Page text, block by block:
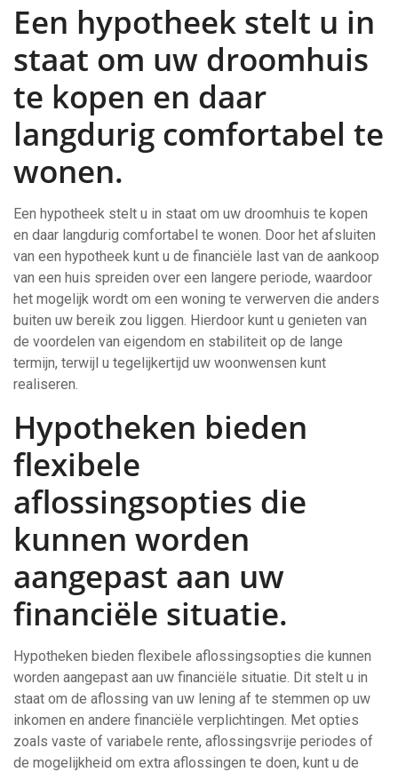
Een hypotheek stelt u in
staat om uw droomhuis
te kopen en daar
langdurig comfortabel te
wonen.
Een hypotheek stelt u in staat om uw droomhuis te kopen
en daar langdurig comfortabel te wonen. Door het afsluiten
van een hypotheek kunt u de financiële last van de aankoop
van een huis spreiden over een langere periode, waardoor
het mogelijk wordt om een woning te verwerven die anders
buiten uw bereik zou liggen. Hierdoor kunt u genieten van
de voordelen van eigendom en stabiliteit op de lange
termijn, terwijl u tegelijkertijd uw woonwensen kunt
realiseren.
Hypotheken bieden
flexibele
aflossingsopties die
kunnen worden
aangepast aan uw
financiële situatie.
Hypotheken bieden flexibele aflossingsopties die kunnen
worden aangepast aan uw financiële situatie. Dit stelt u in
staat om de aflossing van uw lening af te stemmen op uw
inkomen en andere financiële verplichtingen. Met opties
zoals vaste of variabele rente, aflossingsvrije periodes of
de mogelijkheid om extra aflossingen te doen, kunt u de